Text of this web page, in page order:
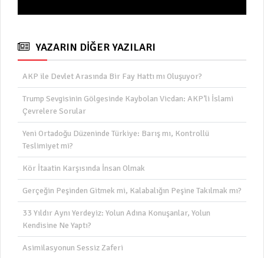
YAZARIN DİĞER YAZILARI
AKP ile Devlet Arasında Bir Fay Hattı mı Oluşuyor?
Trump Sevgisinin Gölgesinde Kaybolan Vicdan: AKP’li İslami
Çevrelere Sorular
Yeni Ortadoğu Düzeninde Türkiye: Barış mı, Kontrollü
Teslimiyet mi?
Kör İtaatin Karşısında İnsan Olmak
Gerçeğin Peşinden Gitmek mi, Kalabalığın Peşine Takılmak mı?
33 Yıldır Aynı Yerdeyiz: Yolun Adına Konuşanlar, Yolun
Kendisine Ne Yaptı?
Asimilasyonun Sessiz Zaferi